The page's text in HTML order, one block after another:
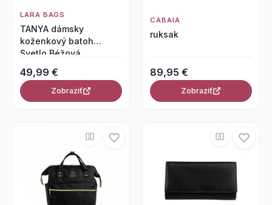
LARA BAGS
TANYA dámsky
koženkový batoh
Svetlo Béžová
49,99 €
Zobraziť
CABAIA
ruksak
89,95 €
Zobraziť